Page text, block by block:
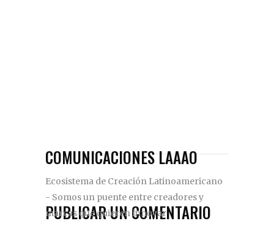
COMUNICACIONES LAAAO
Ecosistema de Creación Latinoamericano
- Somos un puente entre creadores y
marcas que quieren innovar
PUBLICAR UN COMENTARIO